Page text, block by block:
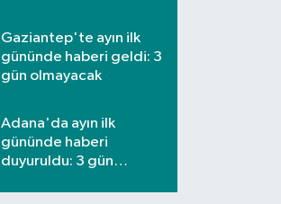
Gaziantep'te ayın ilk
gününde haberi geldi: 3
gün olmayacak
Adana'da ayın ilk
gününde haberi
duyuruldu: 3 gün